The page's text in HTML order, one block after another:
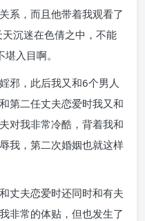
系，而且他带着我观看了
沉迷在色倩之中，不能
入目啊。
邪，此后我又和6个男人
第二任丈夫恋爱时我又和
对我非常冷酷，背着我和
我，第二次婚姻也就这样
丈夫恋爱时还同时和有夫
非常的体贴，但也发生了